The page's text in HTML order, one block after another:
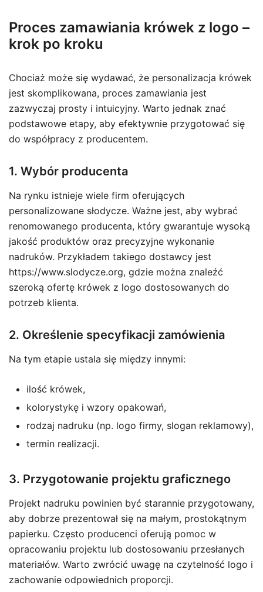
Proces zamawiania krówek z logo –
krok po kroku
Chociaż może się wydawać, że personalizacja krówek
jest skomplikowana, proces zamawiania jest
zazwyczaj prosty i intuicyjny. Warto jednak znać
podstawowe etapy, aby efektywnie przygotować się
do współpracy z producentem.
1. Wybór producenta
Na rynku istnieje wiele firm oferujących
personalizowane słodycze. Ważne jest, aby wybrać
renomowanego producenta, który gwarantuje wysoką
jakość produktów oraz precyzyjne wykonanie
nadruków. Przykładem takiego dostawcy jest
https://www.slodycze.org, gdzie można znaleźć
szeroką ofertę krówek z logo dostosowanych do
potrzeb klienta.
2. Określenie specyfikacji zamówienia
Na tym etapie ustala się między innymi:
ilość krówek,
kolorystykę i wzory opakowań,
rodzaj nadruku (np. logo firmy, slogan reklamowy),
termin realizacji.
3. Przygotowanie projektu graficznego
Projekt nadruku powinien być starannie przygotowany,
aby dobrze prezentował się na małym, prostokątnym
papierku. Często producenci oferują pomoc w
opracowaniu projektu lub dostosowaniu przesłanych
materiałów. Warto zwrócić uwagę na czytelność logo i
zachowanie odpowiednich proporcji.